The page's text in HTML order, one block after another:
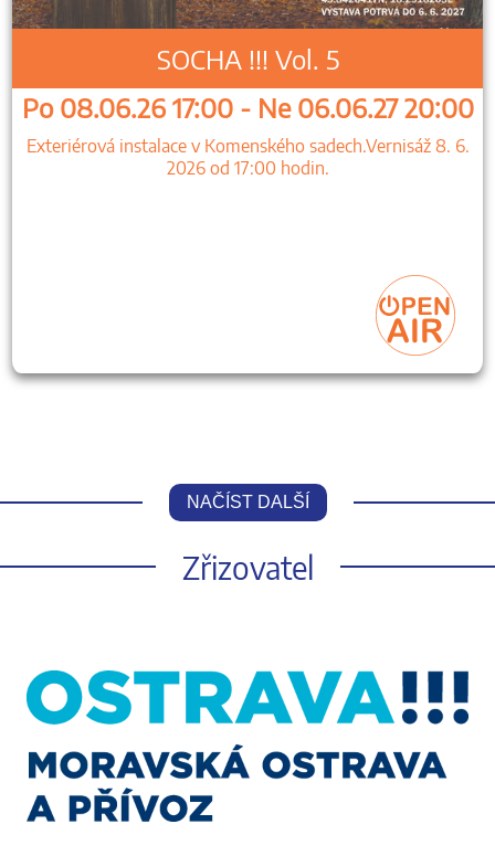
SOCHA !!! Vol. 5
Po 08.06.26 17:00 - Ne 06.06.27 20:00
Exteriérová instalace v Komenského sadech.Vernisáž 8. 6.
2026 od 17:00 hodin.
NAČÍST DALŠÍ
Zřizovatel